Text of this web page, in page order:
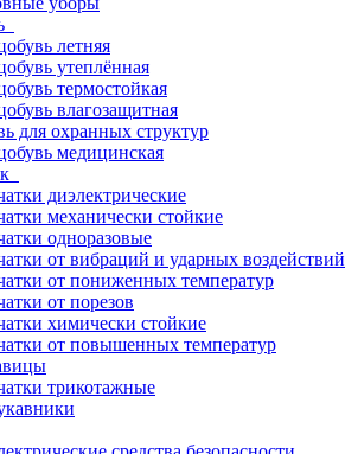
летняя
утеплённая
термостойкая
влагозащитная
для охранных структур
медицинская
диэлектрические
механически стойкие
одноразовые
от вибраций и ударных воздействий
от пониженных температур
от порезов
химически стойкие
от повышенных температур
трикотажные